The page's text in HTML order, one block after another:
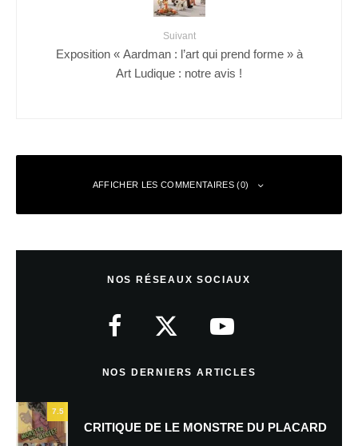
Suivant
Exposition « Aardman : l’art qui prend forme » à
Art Ludique : notre avis !
AFFICHER LES COMMENTAIRES (0)
NOS RÉSEAUX SOCIAUX
NOS DERNIERS ARTICLES
7.5
CRITIQUE DE LE MONSTRE DU PLACARD